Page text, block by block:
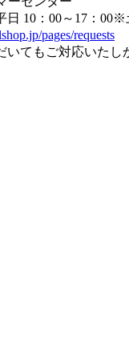
10：00～17：00※
pages/requests
てもご対応いたし